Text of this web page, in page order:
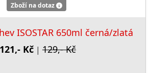
Zboží na dotaz
ISOSTAR 650ml černá/zlatá
121,- Kč | 129,- Kč